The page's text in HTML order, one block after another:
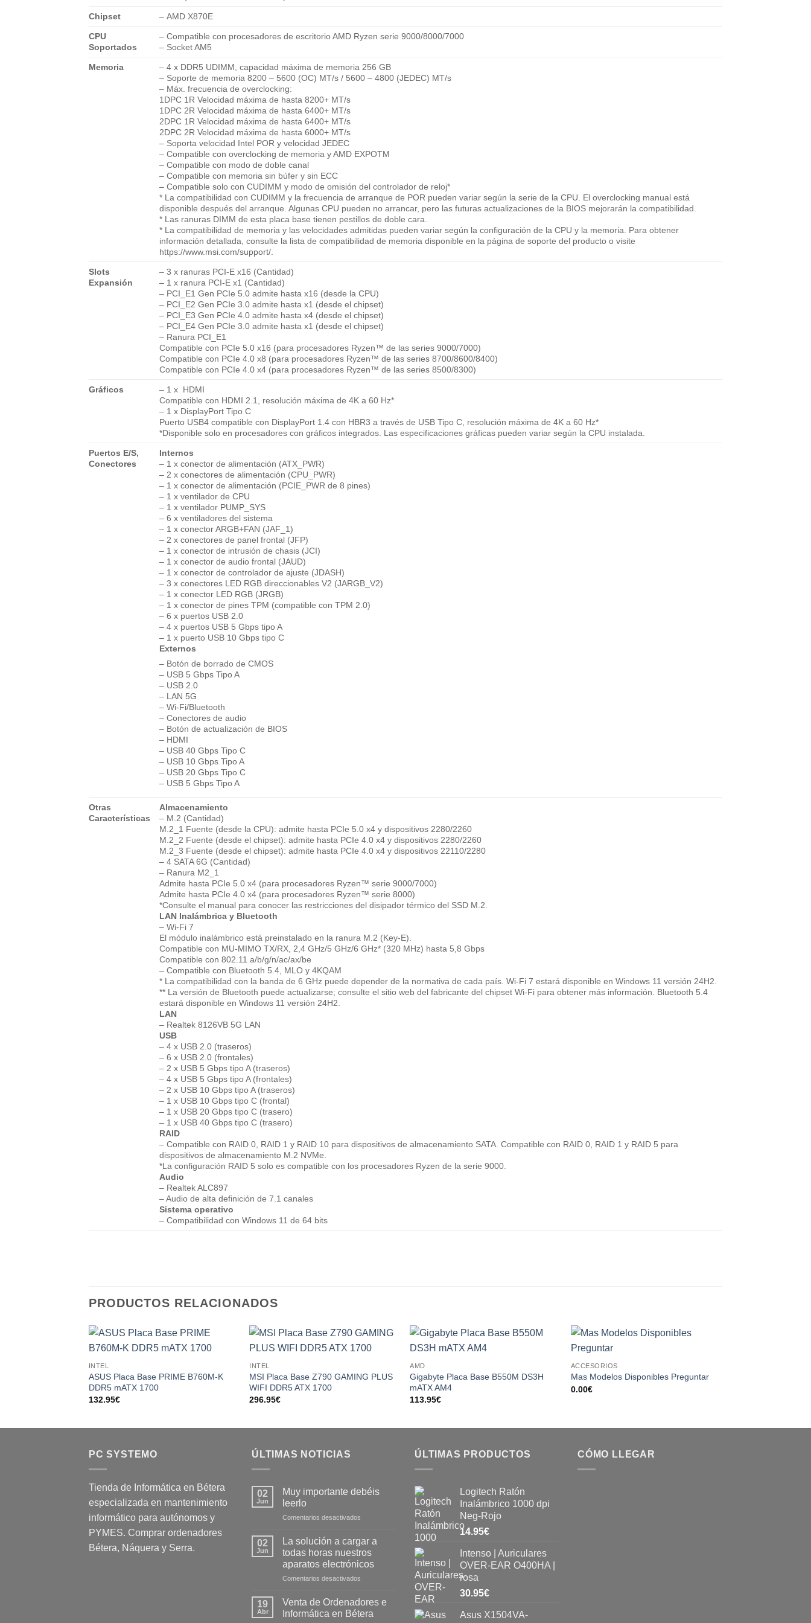
Chipset – AMD X870E
CPU
Soportados
– Compatible con procesadores de escritorio AMD Ryzen serie 9000/8000/7000
– Socket AM5
Memoria
– 4 x DDR5 UDIMM, capacidad máxima de memoria 256 GB
– Soporte de memoria 8200 – 5600 (OC) MT/s / 5600 – 4800 (JEDEC) MT/s
– Máx. frecuencia de overclocking:
1DPC 1R Velocidad máxima de hasta 8200+ MT/s
1DPC 2R Velocidad máxima de hasta 6400+ MT/s
2DPC 1R Velocidad máxima de hasta 6400+ MT/s
2DPC 2R Velocidad máxima de hasta 6000+ MT/s
– Soporta velocidad Intel POR y velocidad JEDEC
– Compatible con overclocking de memoria y AMD EXPOTM
– Compatible con modo de doble canal
– Compatible con memoria sin búfer y sin ECC
– Compatible solo con CUDIMM y modo de omisión del controlador de reloj*
* La compatibilidad con CUDIMM y la frecuencia de arranque de POR pueden variar según la serie de la CPU. El overclocking manual está
disponible después del arranque. Algunas CPU pueden no arrancar, pero las futuras actualizaciones de la BIOS mejorarán la compatibilidad.
* Las ranuras DIMM de esta placa base tienen pestillos de doble cara.
* La compatibilidad de memoria y las velocidades admitidas pueden variar según la configuración de la CPU y la memoria. Para obtener
información detallada, consulte la lista de compatibilidad de memoria disponible en la página de soporte del producto o visite
https://www.msi.com/support/.
Slots
Expansión
– 3 x ranuras PCI-E x16 (Cantidad)
– 1 x ranura PCI-E x1 (Cantidad)
– PCI_E1 Gen PCIe 5.0 admite hasta x16 (desde la CPU)
– PCI_E2 Gen PCIe 3.0 admite hasta x1 (desde el chipset)
– PCI_E3 Gen PCIe 4.0 admite hasta x4 (desde el chipset)
– PCI_E4 Gen PCIe 3.0 admite hasta x1 (desde el chipset)
– Ranura PCI_E1
Compatible con PCIe 5.0 x16 (para procesadores Ryzen™ de las series 9000/7000)
Compatible con PCIe 4.0 x8 (para procesadores Ryzen™ de las series 8700/8600/8400)
Compatible con PCIe 4.0 x4 (para procesadores Ryzen™ de las series 8500/8300)
Gráficos
– 1 x HDMI
Compatible con HDMI 2.1, resolución máxima de 4K a 60 Hz*
– 1 x DisplayPort Tipo C
Puerto USB4 compatible con DisplayPort 1.4 con HBR3 a través de USB Tipo C, resolución máxima de 4K a 60 Hz*
*Disponible solo en procesadores con gráficos integrados. Las especificaciones gráficas pueden variar según la CPU instalada.
Puertos E/S,
Conectores
Internos
– 1 x conector de alimentación (ATX_PWR)
– 2 x conectores de alimentación (CPU_PWR)
– 1 x conector de alimentación (PCIE_PWR de 8 pines)
– 1 x ventilador de CPU
– 1 x ventilador PUMP_SYS
– 6 x ventiladores del sistema
– 1 x conector ARGB+FAN (JAF_1)
– 2 x conectores de panel frontal (JFP)
– 1 x conector de intrusión de chasis (JCI)
– 1 x conector de audio frontal (JAUD)
– 1 x conector de controlador de ajuste (JDASH)
– 3 x conectores LED RGB direccionables V2 (JARGB_V2)
– 1 x conector LED RGB (JRGB)
– 1 x conector de pines TPM (compatible con TPM 2.0)
– 6 x puertos USB 2.0
– 4 x puertos USB 5 Gbps tipo A
– 1 x puerto USB 10 Gbps tipo C
Externos
– Botón de borrado de CMOS
– USB 5 Gbps Tipo A
– USB 2.0
– LAN 5G
– Wi-Fi/Bluetooth
– Conectores de audio
– Botón de actualización de BIOS
– HDMI
– USB 40 Gbps Tipo C
– USB 10 Gbps Tipo A
– USB 20 Gbps Tipo C
– USB 5 Gbps Tipo A
Otras
Características
Almacenamiento
– M.2 (Cantidad)
M.2_1 Fuente (desde la CPU): admite hasta PCIe 5.0 x4 y dispositivos 2280/2260
M.2_2 Fuente (desde el chipset): admite hasta PCIe 4.0 x4 y dispositivos 2280/2260
M.2_3 Fuente (desde el chipset): admite hasta PCIe 4.0 x4 y dispositivos 22110/2280
– 4 SATA 6G (Cantidad)
– Ranura M2_1
Admite hasta PCIe 5.0 x4 (para procesadores Ryzen™ serie 9000/7000)
Admite hasta PCIe 4.0 x4 (para procesadores Ryzen™ serie 8000)
*Consulte el manual para conocer las restricciones del disipador térmico del SSD M.2.
LAN Inalámbrica y Bluetooth
– Wi-Fi 7
El módulo inalámbrico está preinstalado en la ranura M.2 (Key-E).
Compatible con MU-MIMO TX/RX, 2,4 GHz/5 GHz/6 GHz* (320 MHz) hasta 5,8 Gbps
Compatible con 802.11 a/b/g/n/ac/ax/be
– Compatible con Bluetooth 5.4, MLO y 4KQAM
* La compatibilidad con la banda de 6 GHz puede depender de la normativa de cada país. Wi-Fi 7 estará disponible en Windows 11 versión 24H2.
** La versión de Bluetooth puede actualizarse; consulte el sitio web del fabricante del chipset Wi-Fi para obtener más información. Bluetooth 5.4
estará disponible en Windows 11 versión 24H2.
LAN
– Realtek 8126VB 5G LAN
USB
– 4 x USB 2.0 (traseros)
– 6 x USB 2.0 (frontales)
– 2 x USB 5 Gbps tipo A (traseros)
– 4 x USB 5 Gbps tipo A (frontales)
– 2 x USB 10 Gbps tipo A (traseros)
– 1 x USB 10 Gbps tipo C (frontal)
– 1 x USB 20 Gbps tipo C (trasero)
– 1 x USB 40 Gbps tipo C (trasero)
RAID
– Compatible con RAID 0, RAID 1 y RAID 10 para dispositivos de almacenamiento SATA. Compatible con RAID 0, RAID 1 y RAID 5 para
dispositivos de almacenamiento M.2 NVMe.
*La configuración RAID 5 solo es compatible con los procesadores Ryzen de la serie 9000.
Audio
– Realtek ALC897
– Audio de alta definición de 7.1 canales
Sistema operativo
– Compatibilidad con Windows 11 de 64 bits
PRODUCTOS RELACIONADOS
INTEL
ASUS Placa Base PRIME B760M-K
DDR5 mATX 1700
132.95€
INTEL
MSI Placa Base Z790 GAMING PLUS
WIFI DDR5 ATX 1700
296.95€
AMD
Gigabyte Placa Base B550M DS3H
mATX AM4
113.95€
ACCESORIOS
Mas Modelos Disponibles Preguntar
0.00€
PC SYSTEMO
Tienda de Informática en Bétera
especializada en mantenimiento
informático para autónomos y
PYMES. Comprar ordenadores
Bétera, Náquera y Serra.
ÚLTIMAS NOTICIAS
02
Jun
Muy importante debéis
leerlo
Comentarios desactivados
02
Jun
La solución a cargar a
todas horas nuestros
aparatos electrónicos
Comentarios desactivados
19
Abr
Venta de Ordenadores e
Informática en Bétera
ÚLTIMAS PRODUCTOS
Logitech Ratón
Inalámbrico 1000 dpi
Neg-Rojo
14.95€
Intenso | Auriculares
OVER-EAR O400HA |
rosa
30.95€
Asus X1504VA-
CÓMO LLEGAR